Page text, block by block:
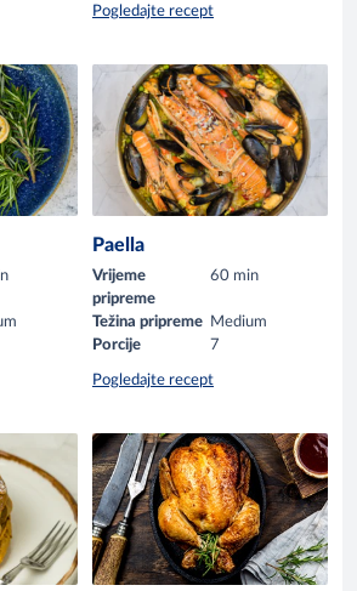
Pogledajte recept
Paella
Vrijeme
pripreme
60 min
Težina pripreme
Medium
Porcije
7
Pogledajte recept